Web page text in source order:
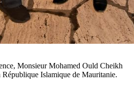
Monsieur Mohamed Ould Cheikh
République Islamique de Mauritanie.